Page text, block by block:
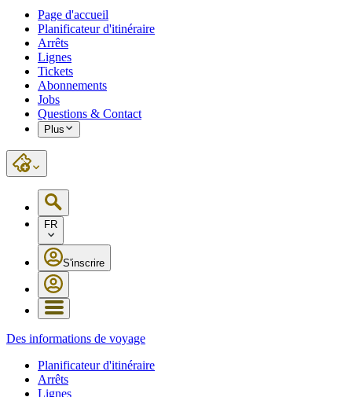
Page d'accueil
Planificateur d'itinéraire
Arrêts
Lignes
Tickets
Abonnements
Jobs
Questions & Contact
Plus
FR
S'inscrire
Des informations de voyage
Planificateur d'itinéraire
Arrêts
Lignes